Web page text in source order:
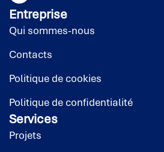
Entreprise
Qui sommes-nous
Contacts
Politique de cookies
Politique de confidentialité
Services
Projets